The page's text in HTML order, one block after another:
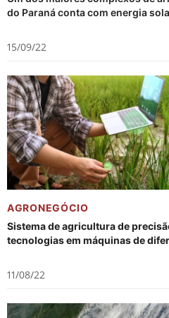
do Paraná conta com energia
15/09/22
AGRONEGÓCIO
Sistema de agricultura de
tecnologias em máquinas de
11/08/22